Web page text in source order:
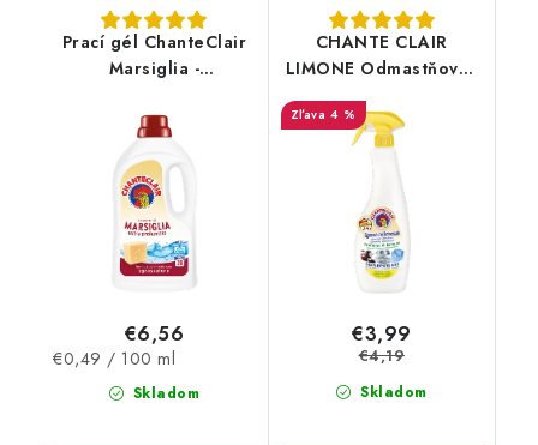
Prací gél ChanteClair
Marsiglia -
Skladom
€6,56
Jednotková
€0,49 / 100 ml
CHANTE CLAIR
LIMONE Odmastňovač
750!ml
4 %
Skladom
€3,99
€4,19